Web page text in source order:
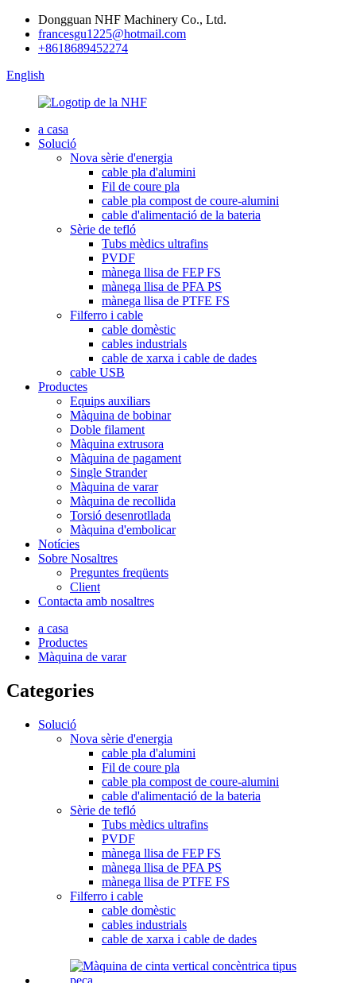
Dongguan NHF Machinery Co., Ltd.
francesgu1225@hotmail.com
+8618689452274
English
a casa
Solució
Nova sèrie d'energia
cable pla d'alumini
Fil de coure pla
cable pla compost de coure-alumini
cable d'alimentació de la bateria
Sèrie de tefló
Tubs mèdics ultrafins
PVDF
mànega llisa de FEP FS
mànega llisa de PFA PS
mànega llisa de PTFE FS
Filferro i cable
cable domèstic
cables industrials
cable de xarxa i cable de dades
cable USB
Productes
Equips auxiliars
Màquina de bobinar
Doble filament
Màquina extrusora
Màquina de pagament
Single Strander
Màquina de varar
Màquina de recollida
Torsió desenrotllada
Màquina d'embolicar
Notícies
Sobre Nosaltres
Preguntes freqüents
Client
Contacta amb nosaltres
a casa
Productes
Màquina de varar
Categories
Solució
Nova sèrie d'energia
cable pla d'alumini
Fil de coure pla
cable pla compost de coure-alumini
cable d'alimentació de la bateria
Sèrie de tefló
Tubs mèdics ultrafins
PVDF
mànega llisa de FEP FS
mànega llisa de PFA PS
mànega llisa de PTFE FS
Filferro i cable
cable domèstic
cables industrials
cable de xarxa i cable de dades